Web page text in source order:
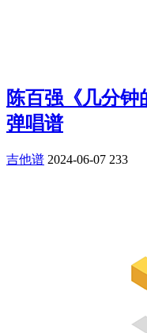
陈百强《几分
弹唱谱
吉他谱 2024-06-07 233